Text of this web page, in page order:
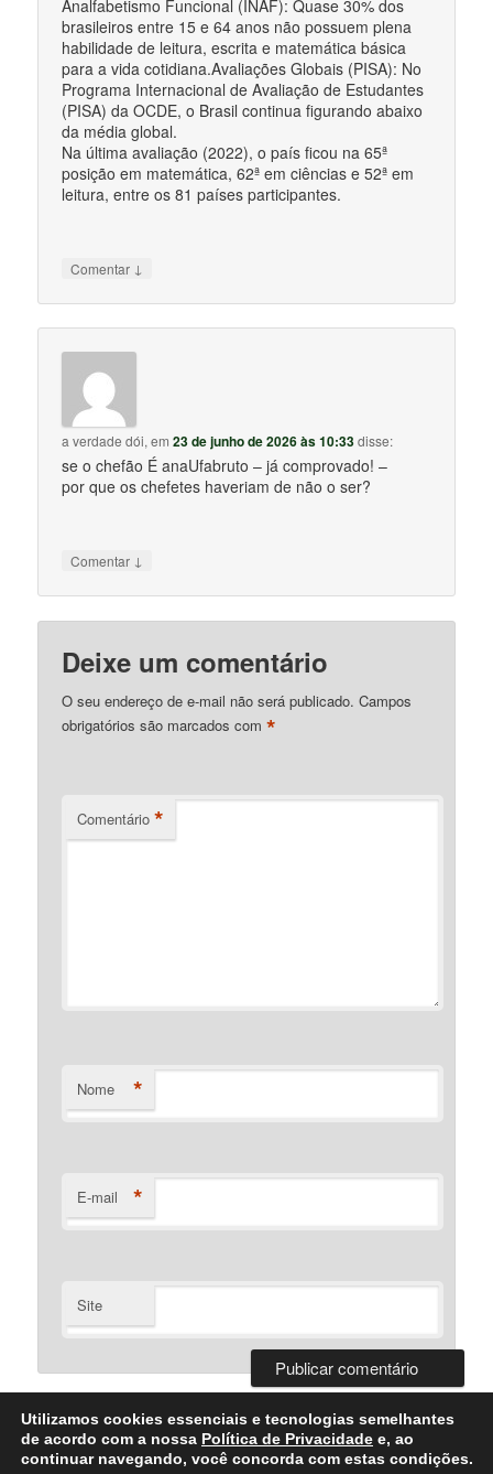
Analfabetismo Funcional (INAF): Quase 30% dos
brasileiros entre 15 e 64 anos não possuem plena
habilidade de leitura, escrita e matemática básica
para a vida cotidiana.Avaliações Globais (PISA): No
Programa Internacional de Avaliação de Estudantes
(PISA) da OCDE, o Brasil continua figurando abaixo
da média global.
Na última avaliação (2022), o país ficou na 65ª
posição em matemática, 62ª em ciências e 52ª em
leitura, entre os 81 países participantes.
Comentar ↓
a verdade dói, em23 de junho de 2026 às 10:33disse:
se o chefão É anaUfabruto – já comprovado! –
por que os chefetes haveriam de não o ser?
Comentar ↓
Deixe um comentário
O seu endereço de e-mail não será publicado. Campos
obrigatórios são marcados com*
Comentário *
Nome *
E-mail *
Site
Desenvolvido Por Bartolomeu Silva
Utilizamos cookies essenciais e tecnologias semelhantes
de acordo com a nossa Política de Privacidade e, ao
continuar navegando, você concorda com estas condições.